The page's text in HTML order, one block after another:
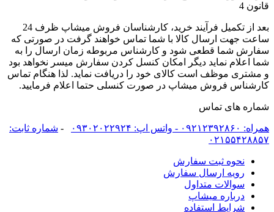
قانون 4
بعد از تکمیل فرآیند خرید، کارشناسان فروش میشاپ ظرف 24
ساعت جهت ارسال کالا با شما تماس خواهند گرفت در صورتی که
سفارش شما قطعی شود و کارشناس مربوطه زمان ارسال را به
شما اعلام نماید دیگر امکان کنسل کردن سفارش میسر نخواهد بود
و مشتری موظف است کالای خود را دریافت نماید. لذا هنگام تماس
کارشناس فروش میشاپ در صورت کنسلی حتما اعلام فرمایید.
شماره های تماس
همراه: ۰۹۲۱۲۳۹۲۸۶۰ - واتس اپ: ۰۹۳۰۲۰۲۲۹۲۴ - شماره ثابت:
۰۲۱۵۵۴۲۸۸۵۷
نحوه ثبت سفارش
رویه ارسال سفارش
سوالات متداول
درباره میشاپ
شرایط استفاده